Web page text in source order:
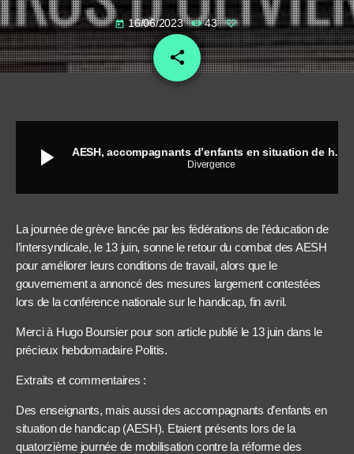
today 16/06/2023 43
share
email
play_arrow AESH, accompagnants d’enfants en situation de handicap : les bouche-trous de l’éducation nationale
Divergence
La journée de grève lancée par les fédérations de l’éducation de
l’intersyndicale, le 13 juin, sonne le retour du combat des AESH
pour améliorer leurs conditions de travail, alors que le
gouvernement a annoncé des mesures largement contestées
lors de la conférence nationale sur le handicap, fin avril.
Merci à Hugo Boursier pour son article publié le 13 juin dans le
précieux hebdomadaire Politis.
Extraits et commentaires :
Des enseignants, mais aussi des accompagnants d’enfants en
situation de handicap (AESH). Etaient présents lors de la
quatorzième journée de mobilisation contre la réforme des